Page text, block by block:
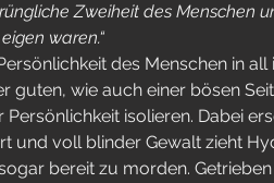
Zweiheit des Menschen
waren.“
des Menschen in
guten, wie auch einer bösen
isolieren. Dabei
und voll blinder Gewalt zieht
bereit zu morden.